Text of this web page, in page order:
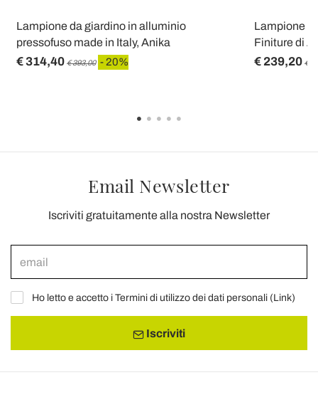
Lampione da giardino in alluminio
pressofuso made in Italy, Anika
€ 314,40 € 393,00 - 20%
Lampione
Finiture di
€ 239,20 €
Email Newsletter
Iscriviti gratuitamente alla nostra Newsletter
Ho letto e accetto i Termini di utilizzo dei dati personali (Link)
Iscriviti